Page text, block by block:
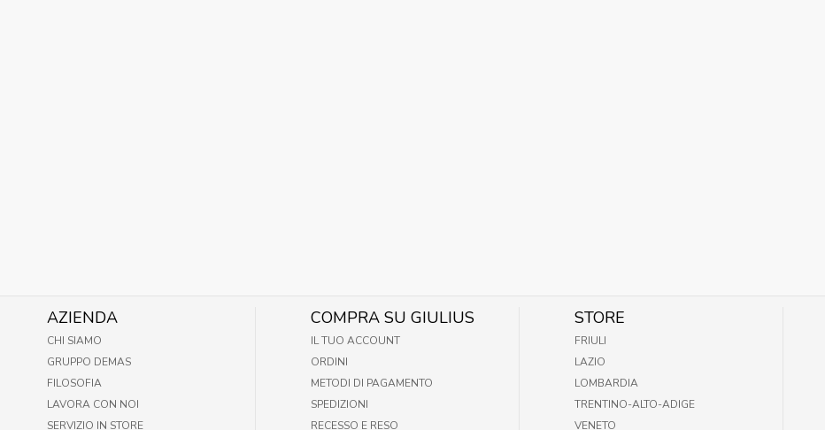
AZIENDA
CHI SIAMO
GRUPPO DEMAS
FILOSOFIA
LAVORA CON NOI
SERVIZIO IN STORE
COMPRA SU GIULIUS
IL TUO ACCOUNT
ORDINI
METODI DI PAGAMENTO
SPEDIZIONI
RECESSO E RESO
STORE
FRIULI
LAZIO
LOMBARDIA
TRENTINO-ALTO-ADIGE
VENETO